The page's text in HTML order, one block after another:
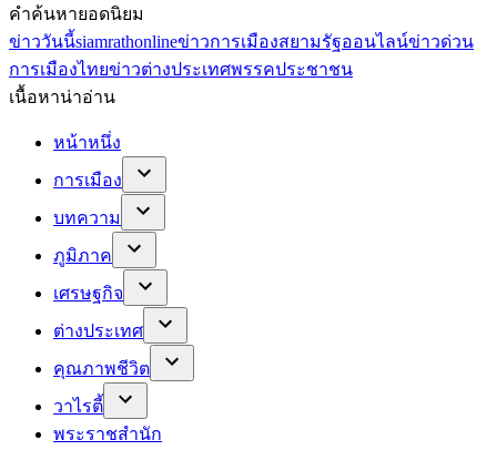
คำค้นหายอดนิยม
ข่าววันนี้siamrathonlineข่าวการเมืองสยามรัฐออนไลน์ข่าวด่วน
การเมืองไทยข่าวต่างประเทศพรรคประชาชน
เนื้อหาน่าอ่าน
หน้าหนึ่ง
การเมือง
บทความ
ภูมิภาค
เศรษฐกิจ
ต่างประเทศ
คุณภาพชีวิต
วาไรตี้
พระราชสำนัก